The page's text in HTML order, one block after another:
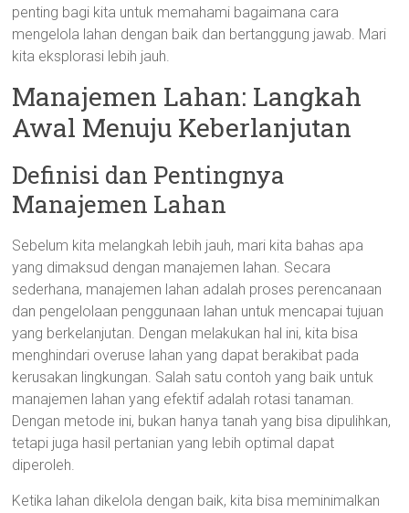
penting bagi kita untuk memahami bagaimana cara
mengelola lahan dengan baik dan bertanggung jawab. Mari
kita eksplorasi lebih jauh.
Manajemen Lahan: Langkah
Awal Menuju Keberlanjutan
Definisi dan Pentingnya
Manajemen Lahan
Sebelum kita melangkah lebih jauh, mari kita bahas apa
yang dimaksud dengan manajemen lahan. Secara
sederhana, manajemen lahan adalah proses perencanaan
dan pengelolaan penggunaan lahan untuk mencapai tujuan
yang berkelanjutan. Dengan melakukan hal ini, kita bisa
menghindari overuse lahan yang dapat berakibat pada
kerusakan lingkungan. Salah satu contoh yang baik untuk
manajemen lahan yang efektif adalah rotasi tanaman.
Dengan metode ini, bukan hanya tanah yang bisa dipulihkan,
tetapi juga hasil pertanian yang lebih optimal dapat
diperoleh.
Ketika lahan dikelola dengan baik, kita bisa meminimalkan